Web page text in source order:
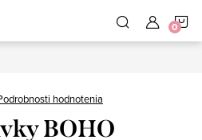
hodnotenia
BOHO